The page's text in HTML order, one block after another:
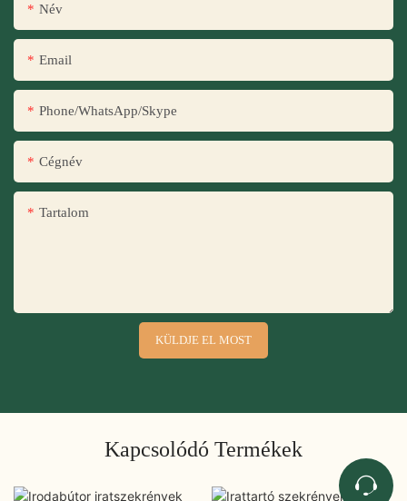
Név
Email
Phone/WhatsApp/Skype
Cégnév
Tartalom
KÜLDJE EL MOST
Kapcsolódó Termékek